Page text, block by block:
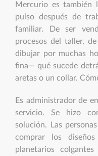
Mercurio es también
pulso después de
familiar. De ser
procesos del taller,
dibujar por muchas
fina— qué sucede
aretas o un collar.
Es administrador de
servicio. Se hizo
solución. Las
comprar los
planetarios